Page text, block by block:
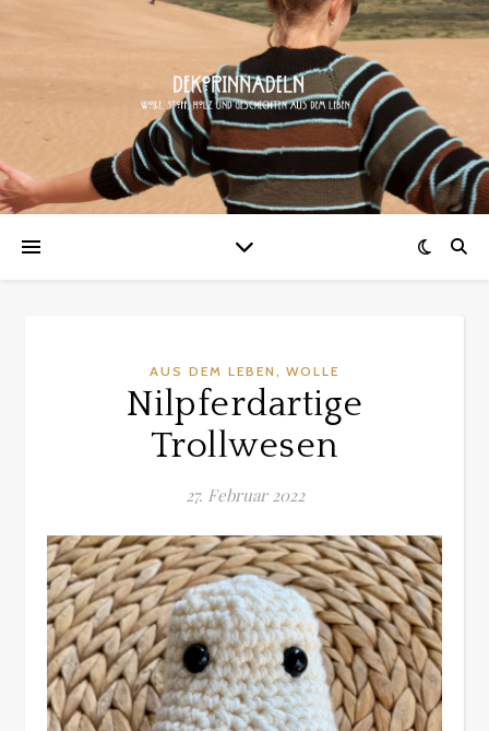
AUS DEM LEBEN , WOLLE
Nilpferdartige
Trollwesen
27. Februar 2022